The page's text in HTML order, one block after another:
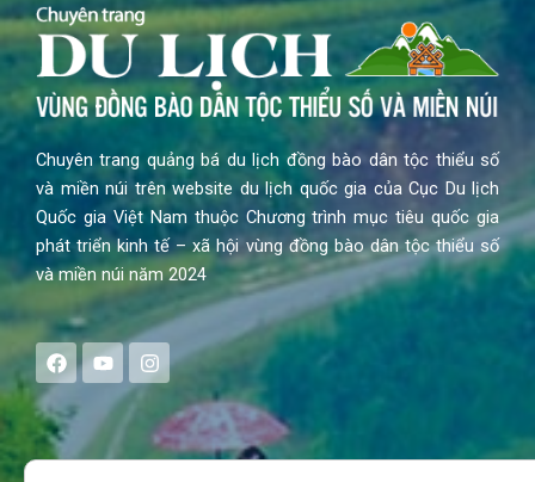
Chuyên trang quảng bá du lịch đồng bào dân tộc thiểu số
và miền núi trên website du lịch quốc gia của Cục Du lịch
Quốc gia Việt Nam thuộc Chương trình mục tiêu quốc gia
phát triển kinh tế – xã hội vùng đồng bào dân tộc thiểu số
và miền núi năm 2024
F
a
e
b
o
Y
o
t
u
b
I
n
s
a
g
Search